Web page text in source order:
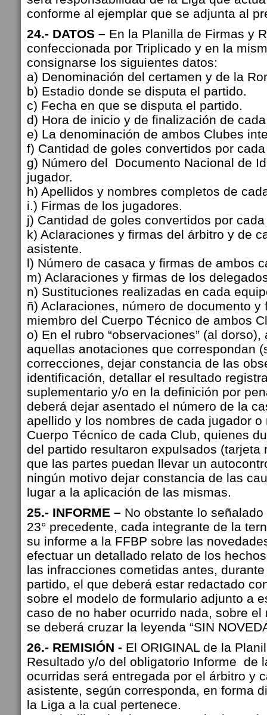
conforme al ejemplar que se adjunta al
24.- DATOS – En la Planilla de Firmas y
confeccionada por Triplicado y en la
consignarse los siguientes datos:
a) Denominación del certamen y de la
b) Estadio donde se disputa el partido.
c) Fecha en que se disputa el partido.
d) Hora de inicio y de finalización de
e) La denominación de ambos Clubes
f) Cantidad de goles convertidos por
g) Número del Documento Nacional de
jugador.
h) Apellidos y nombres completos de
i.) Firmas de los jugadores.
j) Cantidad de goles convertidos por
k) Aclaraciones y firmas del árbitro y de
asistente.
l) Número de casaca y firmas de ambos
m) Aclaraciones y firmas de los
n) Sustituciones realizadas en cada
ñ) Aclaraciones, número de documento y
miembro del Cuerpo Técnico de ambos
o) En el rubro “observaciones” (al
aquellas anotaciones que correspondan
correcciones, dejar constancia de las
identificación, detallar el resultado
suplementario y/o en la definición por
deberá dejar asentado el número de la
apellido y los nombres de cada jugador o
Cuerpo Técnico de cada Club, quienes
del partido resultaron expulsados (tarjeta
que las partes puedan llevar un
ningún motivo dejar constancia de las
lugar a la aplicación de las mismas.
25.- INFORME – No obstante lo
23° precedente, cada integrante de la
su informe a la FFBP sobre las
efectuar un detallado relato de los
las infracciones cometidas antes,
partido, el que deberá estar redactado
sobre el modelo de formulario adjunto a
caso de no haber ocurrido nada, sobre el
se deberá cruzar la leyenda “SIN
26.- REMISIÓN - El ORIGINAL de la
Resultado y/o del obligatorio Informe de
ocurridas será entregada por el árbitro y
asistente, según corresponda, en forma
la Liga a la cual pertenece.